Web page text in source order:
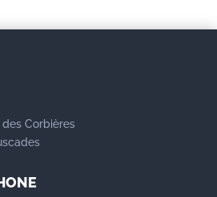
Corbières